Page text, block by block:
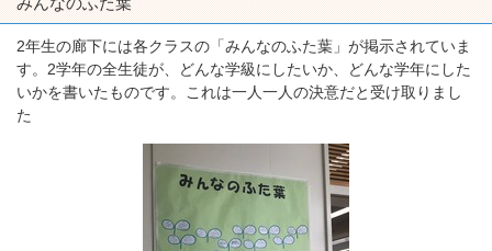
2年生の廊下には各クラスの「みんなのふた葉」が掲示されていま
す。2学年の全生徒が、どんな学級にしたいか、どんな学年にした
いかを書いたものです。これは一人一人の決意だと受け取りまし
た